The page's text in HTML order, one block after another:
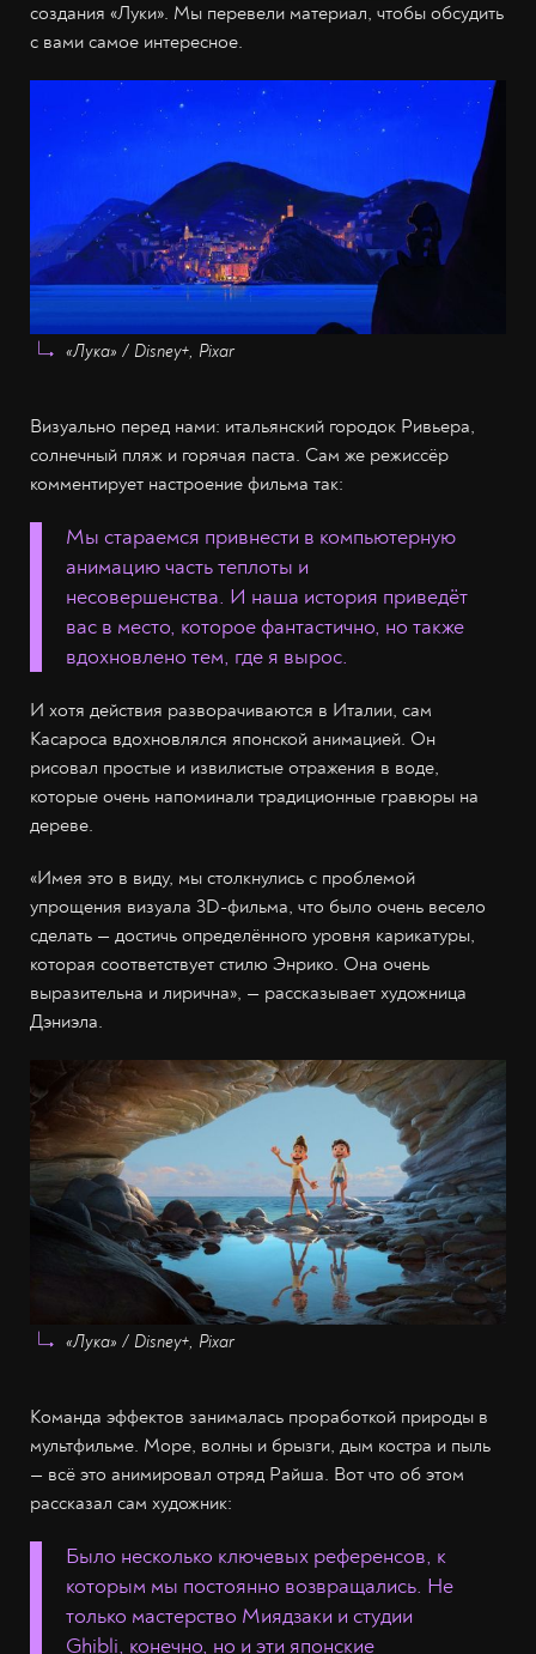
создания «Луки». Мы перевели материал, чтобы обсудить
с вами самое интересное.
«Лука» / Disney+, Pixar
Визуально перед нами: итальянский городок Ривьера,
солнечный пляж и горячая паста. Сам же режиссёр
комментирует настроение фильма так:
Мы стараемся привнести в компьютерную
анимацию часть теплоты и
несовершенства. И наша история приведёт
вас в место, которое фантастично, но также
вдохновлено тем, где я вырос.
И хотя действия разворачиваются в Италии, сам
Касароса вдохновлялся японской анимацией. Он
рисовал простые и извилистые отражения в воде,
которые очень напоминали традиционные гравюры на
дереве.
«Имея это в виду, мы столкнулись с проблемой
упрощения визуала 3D-фильма, что было очень весело
сделать — достичь определённого уровня карикатуры,
которая соответствует стилю Энрико. Она очень
выразительна и лирична», — рассказывает художница
Дэниэла.
«Лука» / Disney+, Pixar
Команда эффектов занималась проработкой природы в
мультфильме. Море, волны и брызги, дым костра и пыль
— всё это анимировал отряд Райша. Вот что об этом
рассказал сам художник:
Было несколько ключевых референсов, к
которым мы постоянно возвращались. Не
только мастерство Миядзаки и студии
Ghibli, конечно, но и эти японские